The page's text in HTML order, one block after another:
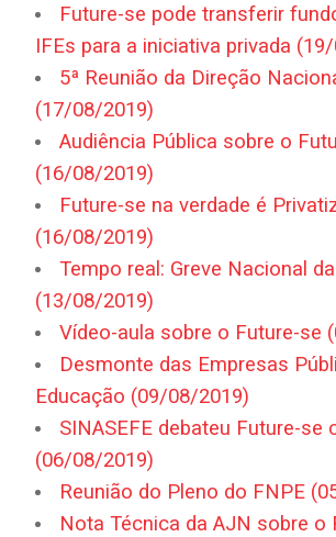
Future-se pode transferir
IFEs para a iniciativa privada
5ª Reunião da Direção
(17/08/2019)
Audiência Pública sobre o
(16/08/2019)
Future-se na verdade é
(16/08/2019)
Tempo real: Greve Nacional
(13/08/2019)
Vídeo-aula sobre o Future-se
Desmonte das Empresas
Educação (09/08/2019)
SINASEFE debateu Future-se
(06/08/2019)
Reunião do Pleno do FNPE
Nota Técnica da AJN sobre o